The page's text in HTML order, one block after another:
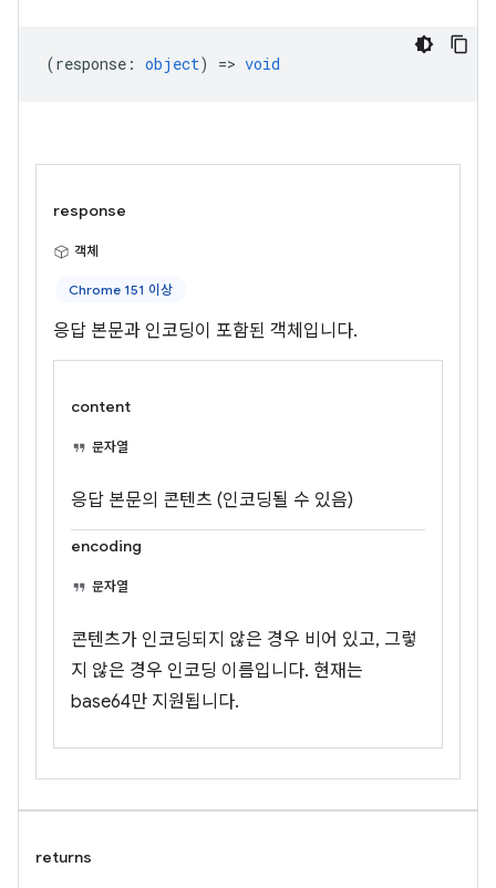
(response : object) => void
response
객체
Chrome 151 이상
응답 본문과 인코딩이 포함된 객체입니다.
content
문자열
응답 본문의 콘텐츠 (인코딩될 수 있음)
encoding
문자열
콘텐츠가 인코딩되지 않은 경우 비어 있고, 그렇
지 않은 경우 인코딩 이름입니다. 현재는
base64만 지원됩니다.
returns